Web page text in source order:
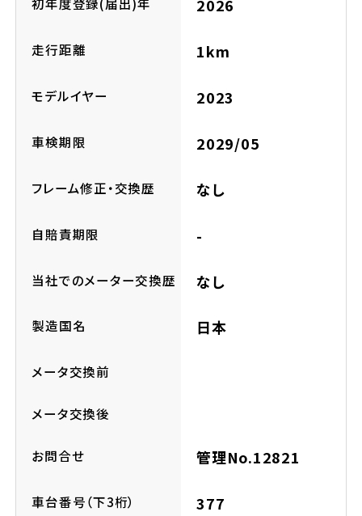
2026
走行距離 1km
モデルイヤー 2023
車検期限 2029/05
フレーム修正・交換歴 なし
自賠責期限 -
当社でのメーター交換歴 なし
製造国名 日本
メータ交換前
メータ交換後
お問合せ 管理No.12821
車台番号（下3桁） 377
埼玉県
ホンダドリーム ふかや花園
ホンダドリーム 鴻巣
ホンダドリーム 所沢
ホンダドリーム 大宮
ホンダドリーム 狭山
ホンダドリーム 東浦和
ホンダドリーム 草加
ホンダドリーム 新座
奈良県
ホンダドリーム 奈良